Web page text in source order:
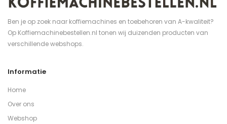
Ben je op zoek naar koffiemachines en toebehoren van A-kwaliteit?
Op Koffiemachinebestellen.nl tonen wij duizenden producten van
verschillende webshops.
Informatie
Home
Over ons
Webshop